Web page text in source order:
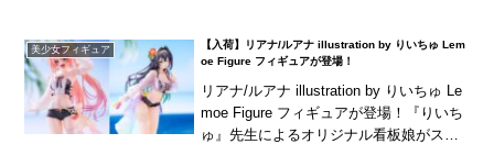
え...
美少女フィギュア
【入荷】リアナ/ルアナ illustration by りいちゅ Lem
oe Figure フィギュアが登場！
リアナ/ルアナ illustration by りいちゅ Le
moe Figure フィギュアが登場！『りいち
ゅ』先生によるオリジナル看板娘がスケ